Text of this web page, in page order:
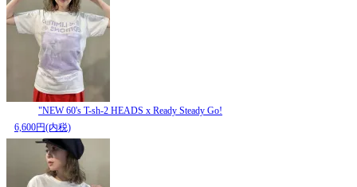
"NEW 60's T-sh-2 HEADS x Ready Steady Go!
6,600円(内税)